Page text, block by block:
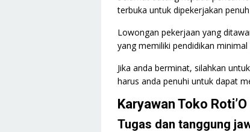
terbuka untuk dipekerjakan
Lowongan pekerjaan yang
yang memiliki pendidikan
Jika anda berminat, silahkan
harus anda penuhi untuk dapat
Karyawan Toko
Tugas dan tanggung